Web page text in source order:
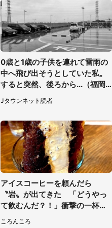
0歳と1歳の子供を連れて雷雨の
中へ飛び出そうとしていた私。
すると突然、後ろから...（福岡
県・30代女性）
Jタウンネット読者
アイスコーヒーを頼んだら
〝岩〟が出てきた 「どうやっ
て飲むんだ？！」衝撃の一杯が
話題
ころんころ